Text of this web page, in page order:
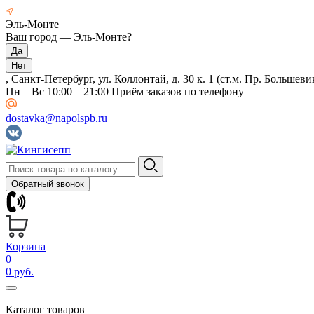
Эль-Монте
Ваш город — Эль-Монте?
, Санкт-Петербург, ул. Коллонтай, д. 30 к. 1 (ст.м. Пр.
Пн—Вс 10:00—21:00 Приём заказов по телефону
dostavka@napolspb.ru
Обратный звонок
Корзина
0
0 руб.
Каталог товаров